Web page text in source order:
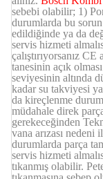
sebebi olabilir; 1)
durumlarda bu
edildiğinde ya da
servis hizmeti
çalıştırıyorsanız
tanesinin açık
seviyesinin altında
kadar su takviyesi
da kireçlenme
müdahale direk
gerekeceğinden
vana arızası nedeni
durumlarda parça
servis hizmeti
tıkanmış olabilir.